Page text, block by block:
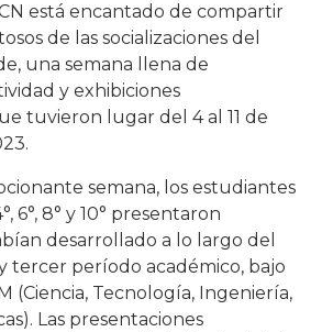
está encantado de compartir
de las socializaciones del
una semana llena de
y exhibiciones
tuvieron lugar del 4 al 11 de
semana, los estudiantes
6°, 8° y 10° presentaron
desarrollado a lo largo del
tercer período académico, bajo
(Ciencia, Tecnología, Ingeniería,
Las presentaciones